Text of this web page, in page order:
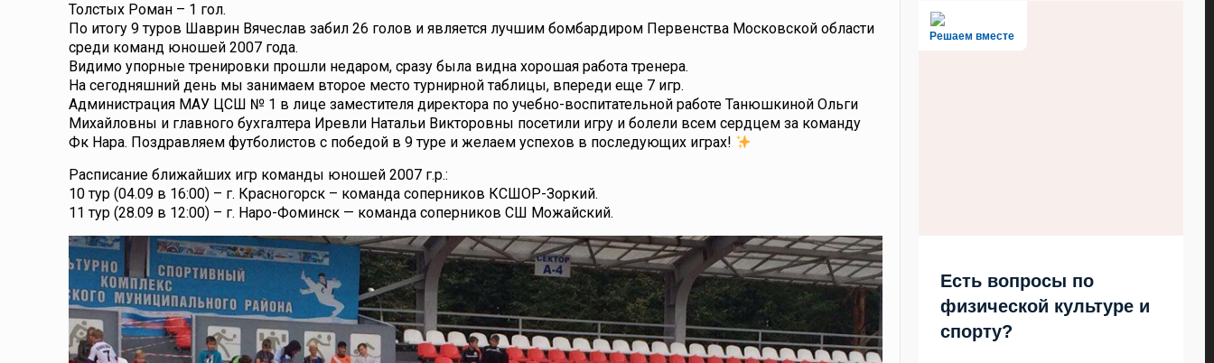
Толстых Роман – 1 гол.
По итогу 9 туров Шаврин Вячеслав забил 26 голов и является лучшим бомбардиром Первенства Московской области
среди команд юношей 2007 года.
Видимо упорные тренировки прошли недаром, сразу была видна хорошая работа тренера.
На сегодняшний день мы занимаем второе место турнирной таблицы, впереди еще 7 игр.
Администрация МАУ ЦСШ № 1 в лице заместителя директора по учебно-воспитательной работе Танюшкиной Ольги
Михайловны и главного бухгалтера Иревли Натальи Викторовны посетили игру и болели всем сердцем за команду
Фк Нара. Поздравляем футболистов с победой в 9 туре и желаем успехов в последующих играх!
Расписание ближайших игр команды юношей 2007 г.р.:
10 тур (04.09 в 16:00) – г. Красногорск – команда соперников КСШОР-Зоркий.
11 тур (28.09 в 12:00) – г. Наро-Фоминск — команда соперников СШ Можайский.
Решаем вместе
Есть вопросы по
физической культуре и
спорту?